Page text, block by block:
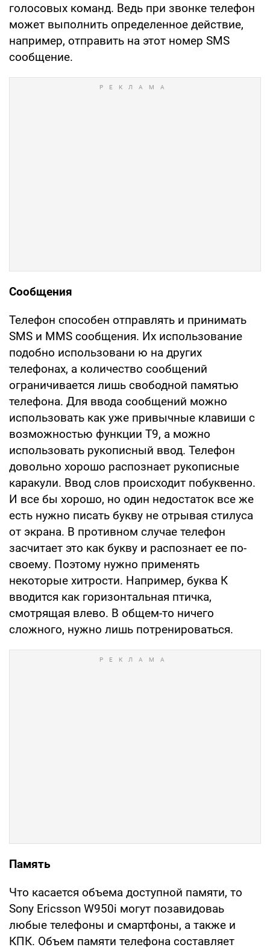
голосовых команд. Ведь при звонке телефон
может выполнить определенное действие,
например, отправить на этот номер SMS
сообщение.
Сообщения
Телефон способен отправлять и принимать
SMS и MMS сообщения. Их использование
подобно использовани ю на других
телефонах, а количество сообщений
ограничивается лишь свободной памятью
телефона. Для ввода сообщений можно
использовать как уже привычные клавиши с
возможностью функции T9, а можно
использовать рукописный ввод. Телефон
довольно хорошо распознает рукописные
каракули. Ввод слов происходит побуквенно.
И все бы хорошо, но один недостаток все же
есть нужно писать букву не отрывая стилуса
от экрана. В противном случае телефон
засчитает это как букву и распознает ее по-
своему. Поэтому нужно применять
некоторые хитрости. Например, буква К
вводится как горизонтальная птичка,
смотрящая влево. В общем-то ничего
сложного, нужно лишь потренироваться.
Память
Что касается объема доступной памяти, то
Sony Ericsson W950i могут позавидоваь
любые телефоны и смартфоны, а также и
КПК. Объем памяти телефона составляет